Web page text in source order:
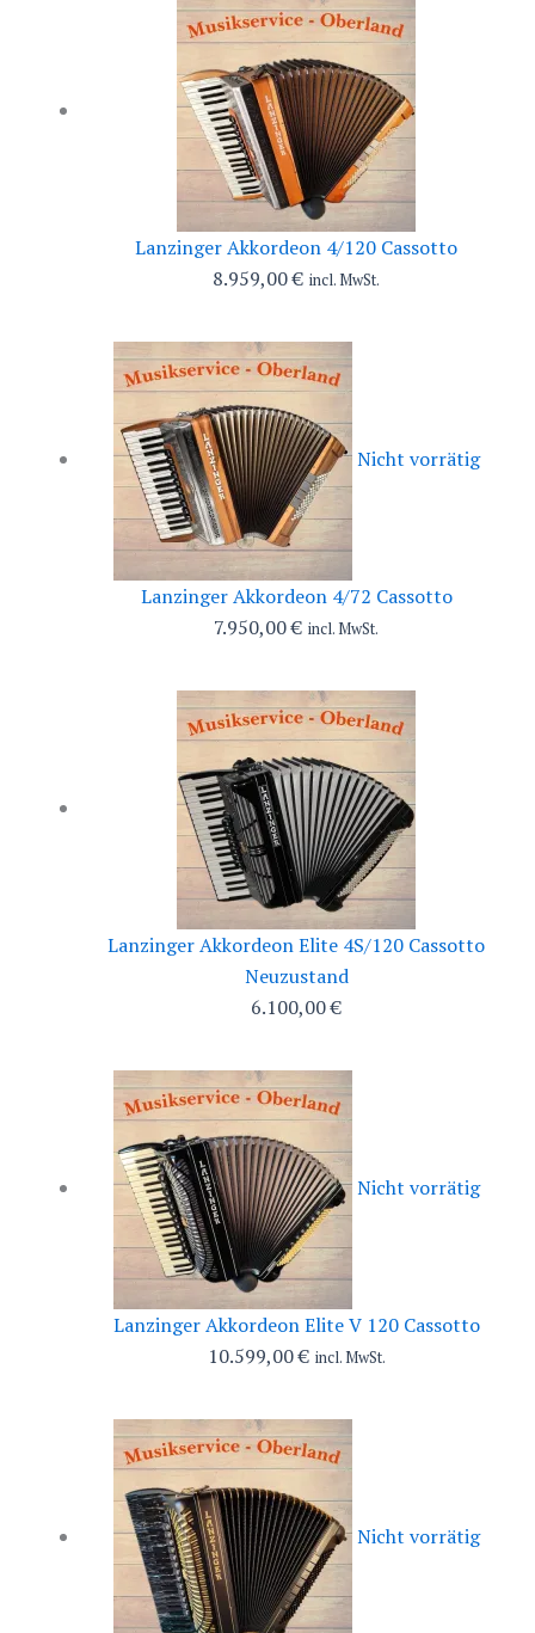
Lanzinger Akkordeon 4/120 Cassotto
8.959,00€ incl. MwSt.
Nicht vorrätig
Lanzinger Akkordeon 4/72 Cassotto
7.950,00€ incl. MwSt.
Lanzinger Akkordeon Elite 4S/120 Cassotto
Neuzustand
6.100,00€
Nicht vorrätig
Lanzinger Akkordeon Elite V 120 Cassotto
10.599,00€ incl. MwSt.
Nicht vorrätig